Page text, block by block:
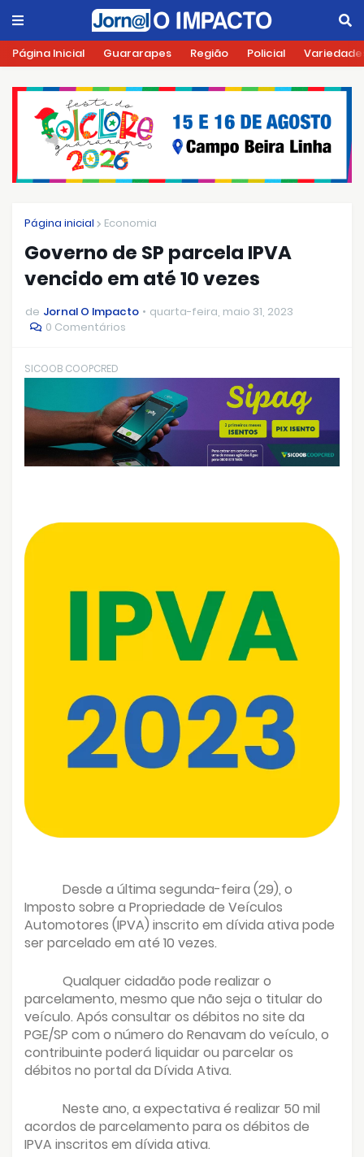
Página Inicial Guararapes Região Policial
Página inicial Economia
Governo de SP parcela IPVA
vencido em até 10 vezes
de Jornal O Impacto
quarta-feira, maio 31, 2023
0 Comentários
SICOOB COOPCRED
Desde a última segunda-feira (29), o
Imposto sobre a Propriedade de Veículos
Automotores (IPVA) inscrito em dívida ativa pode
ser parcelado em até 10 vezes.
Qualquer cidadão pode realizar o
parcelamento, mesmo que não seja o titular do
veículo. Após consultar os débitos no site da
PGE/SP com o número do Renavam do veículo, o
contribuinte poderá liquidar ou parcelar os
débitos no portal da Dívida Ativa.
Neste ano, a expectativa é realizar 50 mil
acordos de parcelamento para os débitos de
IPVA inscritos em dívida ativa.